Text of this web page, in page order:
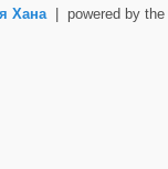
Хана| powered by the